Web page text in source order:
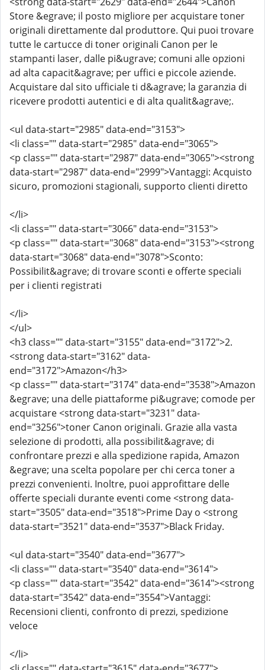
Store &egrave; il posto migliore per acquistare toner
originali direttamente dal produttore. Qui puoi trovare
tutte le cartucce di toner originali Canon per le
stampanti laser, dalle pi&ugrave; comuni alle opzioni
ad alta capacit&agrave; per uffici e piccole aziende.
Acquistare dal sito ufficiale ti d&agrave; la garanzia di
ricevere prodotti autentici e di alta qualit&agrave;.
<ul data-start="2985" data-end="3153">
<li class="" data-start="2985" data-end="3065">
<p class="" data-start="2987" data-end="3065"><strong
data-start="2987" data-end="2999">Vantaggi: Acquisto
sicuro, promozioni stagionali, supporto clienti diretto
</li>
<li class="" data-start="3066" data-end="3153">
<p class="" data-start="3068" data-end="3153"><strong
data-start="3068" data-end="3078">Sconto:
Possibilit&agrave; di trovare sconti e offerte speciali
per i clienti registrati
</li>
</ul>
<h3 class="" data-start="3155" data-end="3172">2.
<strong data-start="3162" data-
end="3172">Amazon</h3>
<p class="" data-start="3174" data-end="3538">Amazon
&egrave; una delle piattaforme pi&ugrave; comode per
acquistare <strong data-start="3231" data-
end="3256">toner Canon originali. Grazie alla vasta
selezione di prodotti, alla possibilit&agrave; di
confrontare prezzi e alla spedizione rapida, Amazon
&egrave; una scelta popolare per chi cerca toner a
prezzi convenienti. Inoltre, puoi approfittare delle
offerte speciali durante eventi come <strong data-
start="3505" data-end="3518">Prime Day o <strong
data-start="3521" data-end="3537">Black Friday.
<ul data-start="3540" data-end="3677">
<li class="" data-start="3540" data-end="3614">
<p class="" data-start="3542" data-end="3614"><strong
data-start="3542" data-end="3554">Vantaggi:
Recensioni clienti, confronto di prezzi, spedizione
veloce
</li>